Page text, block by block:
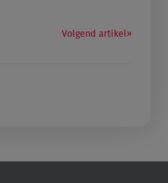
Volgend artikel